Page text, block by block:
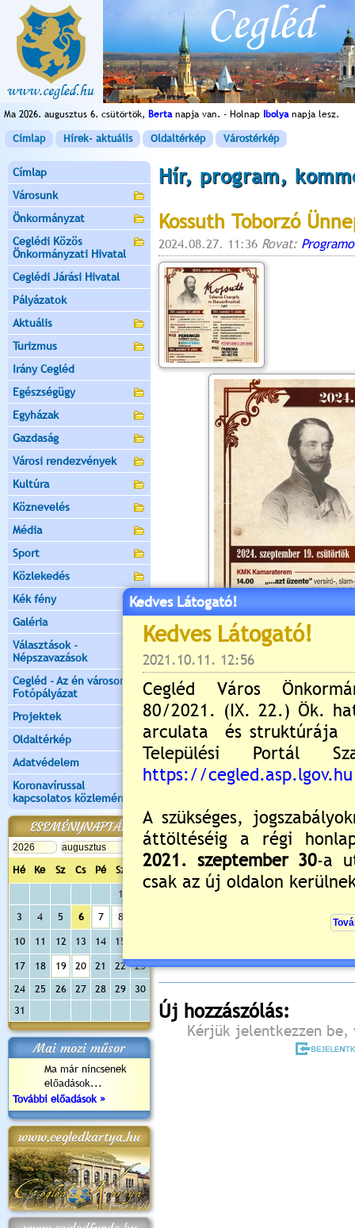
Ma 2026. augusztus 6. csütörtök, Bertanapja van. - Holnap Ibolyanapja lesz.
Címlap Hírek- aktuális Oldaltérkép Várostérkép
Címlap
Városunk
Önkormányzat
Ceglédi Közös
Önkormányzati Hivatal
Ceglédi Járási Hivatal
Pályázatok
Aktuális
Turizmus
Irány Cegléd
Egészségügy
Egyházak
Gazdaság
Városi rendezvények
Kultúra
Köznevelés
Média
Sport
Közlekedés
Kék fény
Galéria
Választások -
Népszavazások
Cegléd - Az én városom -
Fotópályázat
Projektek
Oldaltérkép
Adatvédelem
Koronavírussal
kapcsolatos közlemények
ESEMÉNYNAPTÁR
Hé Ke Sz Cs Pé Sz
Va
1
3
4 5 6 7 8
10 11 12 13 14 15
17 18 19 20 21 22
23
24
25 26 27 28 29
30
31
Mai mozi műsor
Ma már nincsenek
előadások...
További előadások »
www.cegledkartya.hu
Hír, program,
Kossuth Toborzó
2024.08.27. 11:36 Rovat:
Még nincsenek hozzászólások
Új hozzászólás:
Kérjük jelentkezzen be,
Kedves Látogató!